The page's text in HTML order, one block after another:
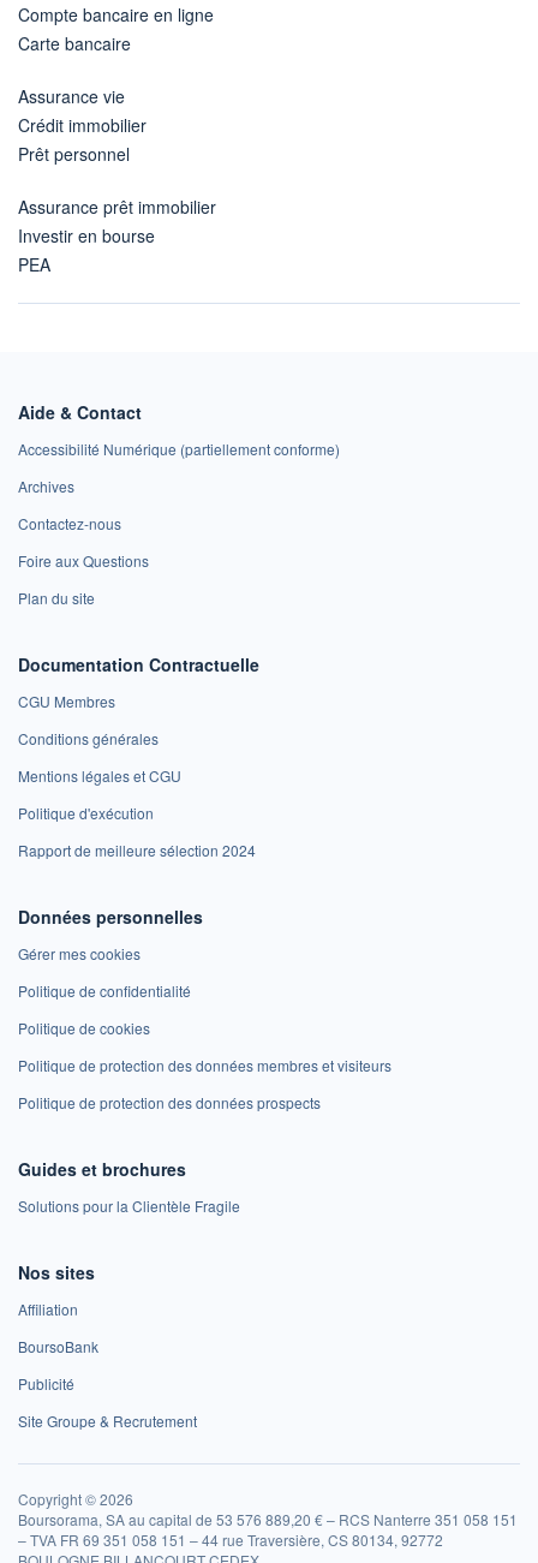
Compte bancaire en ligne
Carte bancaire
Assurance vie
Crédit immobilier
Prêt personnel
Assurance prêt immobilier
Investir en bourse
PEA
Aide & Contact
Accessibilité Numérique (partiellement conforme)
Archives
Contactez-nous
Foire aux Questions
Plan du site
Documentation Contractuelle
CGU Membres
Conditions générales
Mentions légales et CGU
Politique d'exécution
Rapport de meilleure sélection 2024
Données personnelles
Gérer mes cookies
Politique de confidentialité
Politique de cookies
Politique de protection des données membres et visiteurs
Politique de protection des données prospects
Guides et brochures
Solutions pour la Clientèle Fragile
Nos sites
Affiliation
BoursoBank
Publicité
Site Groupe & Recrutement
Copyright © 2026
Boursorama, SA au capital de 53 576 889,20 € – RCS Nanterre 351 058 151
– TVA FR 69 351 058 151 – 44 rue Traversière, CS 80134, 92772